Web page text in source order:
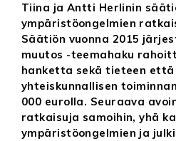
Tiina ja Antti Herlinin
ympäristöongelmien
Säätiön vuonna 2015
muutos -teemahaku
hanketta sekä tieteen
yhteiskunnallisen
000 eurolla. Seuraava
ratkaisuja samoihin, yhä
ympäristöongelmien ja